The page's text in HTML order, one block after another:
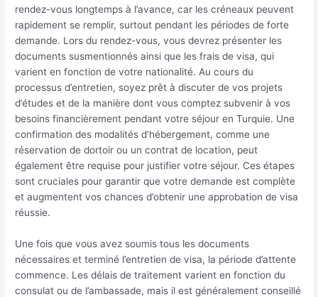
rendez-vous longtemps à l’avance, car les créneaux peuvent
rapidement se remplir, surtout pendant les périodes de forte
demande. Lors du rendez-vous, vous devrez présenter les
documents susmentionnés ainsi que les frais de visa, qui
varient en fonction de votre nationalité. Au cours du
processus d’entretien, soyez prêt à discuter de vos projets
d’études et de la manière dont vous comptez subvenir à vos
besoins financièrement pendant votre séjour en Turquie. Une
confirmation des modalités d’hébergement, comme une
réservation de dortoir ou un contrat de location, peut
également être requise pour justifier votre séjour. Ces étapes
sont cruciales pour garantir que votre demande est complète
et augmentent vos chances d’obtenir une approbation de visa
réussie.
Une fois que vous avez soumis tous les documents
nécessaires et terminé l’entretien de visa, la période d’attente
commence. Les délais de traitement varient en fonction du
consulat ou de l’ambassade, mais il est généralement conseillé